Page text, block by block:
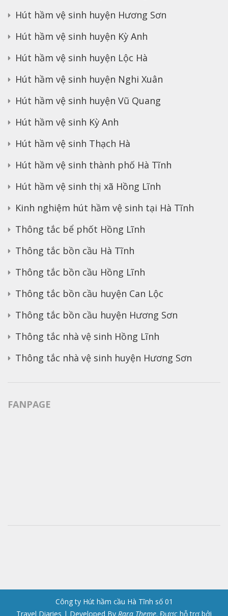
Hút hầm vệ sinh huyện Hương Sơn
Hút hầm vệ sinh huyện Kỳ Anh
Hút hầm vệ sinh huyện Lộc Hà
Hút hầm vệ sinh huyện Nghi Xuân
Hút hầm vệ sinh huyện Vũ Quang
Hút hầm vệ sinh Kỳ Anh
Hút hầm vệ sinh Thạch Hà
Hút hầm vệ sinh thành phố Hà Tĩnh
Hút hầm vệ sinh thị xã Hồng Lĩnh
Kinh nghiệm hút hầm vệ sinh tại Hà Tĩnh
Thông tắc bể phốt Hồng Lĩnh
Thông tắc bồn cầu Hà Tĩnh
Thông tắc bồn cầu Hồng Lĩnh
Thông tắc bồn cầu huyện Can Lộc
Thông tắc bồn cầu huyện Hương Sơn
Thông tắc nhà vệ sinh Hồng Lĩnh
Thông tắc nhà vệ sinh huyện Hương Sơn
FANPAGE
Công ty Hút hầm cầu Hà Tĩnh số 01
Travel Diaries | Developed By Rara Theme. Được hỗ trợ bởi